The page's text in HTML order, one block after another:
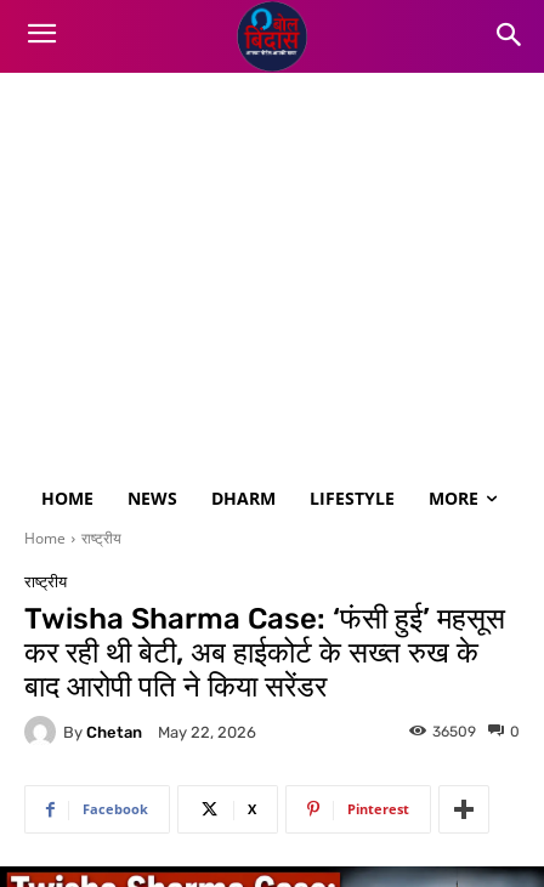
HOME NEWS DHARM LIFESTYLE MORE
Home राष्ट्रीय
राष्ट्रीय
Twisha Sharma Case: ‘फंसी हुई’ महसूस
कर रही थी बेटी, अब हाईकोर्ट के सख्त रुख के
बाद आरोपी पति ने किया सरेंडर
By Chetan May 22, 2026 0
36509
Facebook X Pinterest